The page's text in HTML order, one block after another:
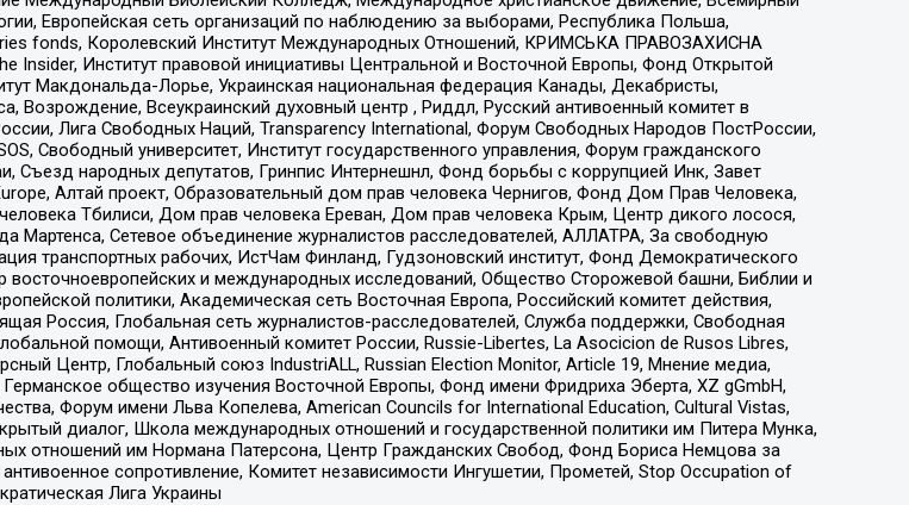
Европейская сеть организаций по наблюдению за выборами, Республика Польша,
fonds, Королевский Институт Международных Отношений, КРИМСЬКА ПРАВОЗАХИСНА
Insider, Институт правовой инициативы Центральной и Восточной Европы, Фонд Открытой
Макдональда-Лорье, Украинская национальная федерация Канады, Декабристы,
Всеукраинский духовный центр , Риддл, Русский антивоенный комитет в
Лига Свободных Наций, Transparеncy International, Форум Свободных Народов ПостРоссии,
Свободный университет, Институт государственного управления, Форум гражданского
Съезд народных депутатов, Гринпис Интернешнл, Фонд борьбы с коррупцией Инк, Завет
Алтай проект, Образовательный дом прав человека Чернигов, Фонд Дом Прав Человека,
Тбилиси, Дом прав человека Ереван, Дом прав человека Крым, Центр дикого лосося,
Мартенса, Сетевое объединение журналистов расследователей, АЛЛАТРА, За свободную
транспортных рабочих, ИстЧам Финланд, Гудзоновский институт, Фонд Демократического
восточноевропейских и международных исследований, Общество Сторожевой башни, Библии и
политики, Академическая сеть Восточная Европа, Российский комитет действия,
Россия, Глобальная сеть журналистов-расследователей, Служба поддержки, Свободная
помощи, Антивоенный комитет России, Russie-Libertes, La Asocicion de Rusos Libres,
Центр, Глобальный союз IndustriALL, Russian Election Monitor, Article 19, Мнение медиа,
общество изучения Восточной Европы, Фонд имени Фридриха Эберта, XZ gGmbH,
Форум имени Льва Копелева, American Councils for International Education, Cultural Vistas,
диалог, Школа международных отношений и государственной политики им Питера Мунка,
отношений им Нормана Патерсона, Центр Гражданских Свобод, Фонд Бориса Немцова за
сопротивление, Комитет независимости Ингушетии, Прометей, Stop Occupation of
Лига Украины